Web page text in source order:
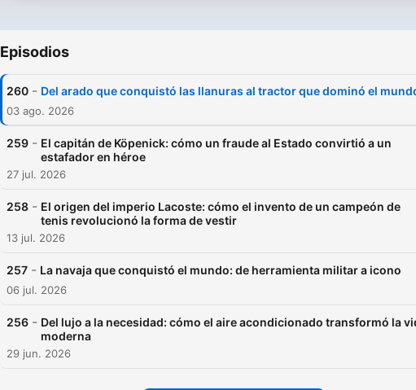
Episodios
260 - Del arado que conquistó las llanuras al tractor que dominó el
03 ago. 2026
259 - El capitán de Köpenick: cómo un fraude al Estado convirtió a un
estafador en héroe
27 jul. 2026
258 - El origen del imperio Lacoste: cómo el invento de un campeón de
tenis revolucionó la forma de vestir
13 jul. 2026
257 - La navaja que conquistó el mundo: de herramienta militar a icono
06 jul. 2026
256 - Del lujo a la necesidad: cómo el aire acondicionado transformó la
moderna
29 jun. 2026